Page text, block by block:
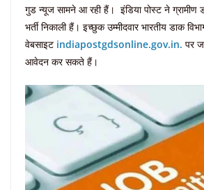
गुड न्यूज सामने आ रही हैं। इंडिया पोस्ट ने
भर्ती निकाली हैं। इच्छुक उम्मीदवार भारतीय डाक
वेबसाइट indiapostgdsonline.gov.in. पर
आवेदन कर सकते हैं।